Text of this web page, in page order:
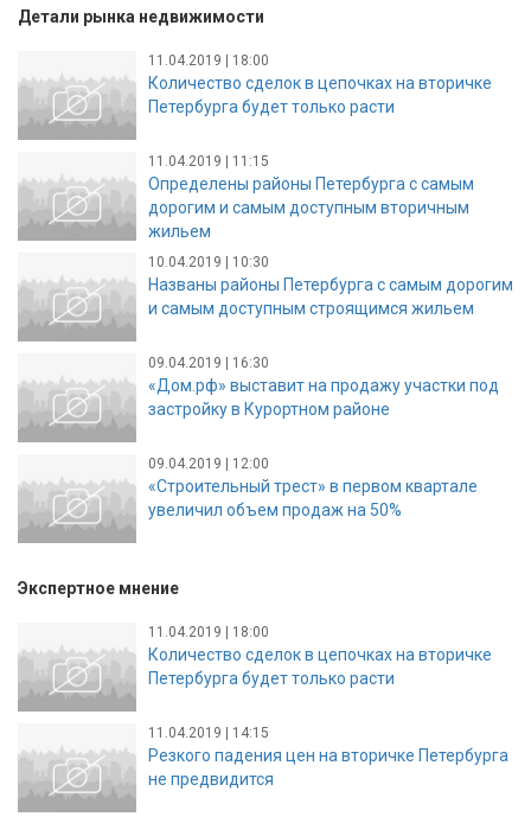
Детали рынка недвижимости
11.04.2019 | 18:00
Количество сделок в цепочках на вторичке
Петербурга будет только расти
11.04.2019 | 11:15
Определены районы Петербурга с самым
дорогим и самым доступным вторичным
жильем
10.04.2019 | 10:30
Названы районы Петербурга с самым дорогим
и самым доступным строящимся жильем
09.04.2019 | 16:30
«Дом.рф» выставит на продажу участки под
застройку в Курортном районе
09.04.2019 | 12:00
«Строительный трест» в первом квартале
увеличил объем продаж на 50%
Экспертное мнение
11.04.2019 | 18:00
Количество сделок в цепочках на вторичке
Петербурга будет только расти
11.04.2019 | 14:15
Резкого падения цен на вторичке Петербурга
не предвидится